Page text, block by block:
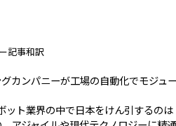
記事和訳
カンパニーが工場の自動化でモジュー
ット業界の中で日本をけん引するの